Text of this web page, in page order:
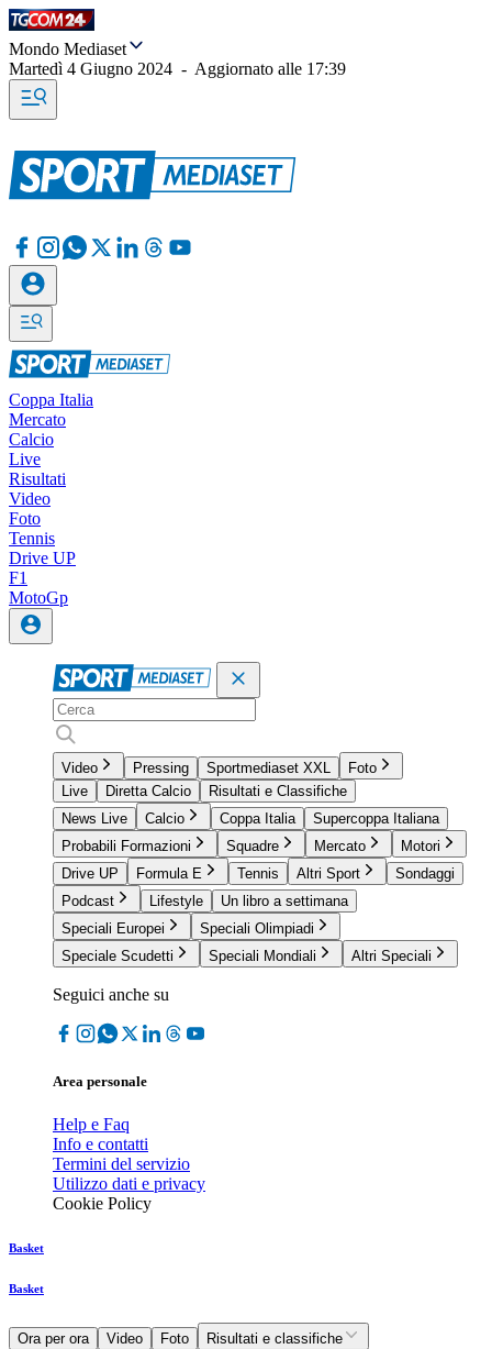
Mondo Mediaset
Martedì 4 Giugno 2024 - Aggiornato alle 17:39
Coppa Italia
Mercato
Calcio
Live
Risultati
Video
Foto
Tennis
Drive UP
F1
MotoGp
Video Pressing Sportmediaset XXL
Foto
Live
Diretta Calcio
Risultati e Classifiche
News Live
Calcio Coppa Italia
Supercoppa Italiana
Probabili Formazioni
Squadre Mercato
Motori
Drive UP
Formula E Tennis Altri Sport
Sondaggi
Podcast
Lifestyle
Un libro a settimana
Speciali Europei
Speciali Olimpiadi
Speciale Scudetti
Speciali Mondiali Altri Speciali
Seguici anche su
Area personale
Help e Faq
Info e contatti
Termini del servizio
Utilizzo dati e privacy
Cookie Policy
Basket
Basket
Ora per ora Video Foto Risultati e classifiche